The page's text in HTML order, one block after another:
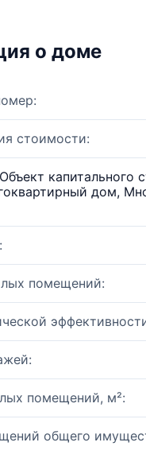
о доме
стоимости:
Объект капитального
дом,
помещений:
помещений, м²:
общего